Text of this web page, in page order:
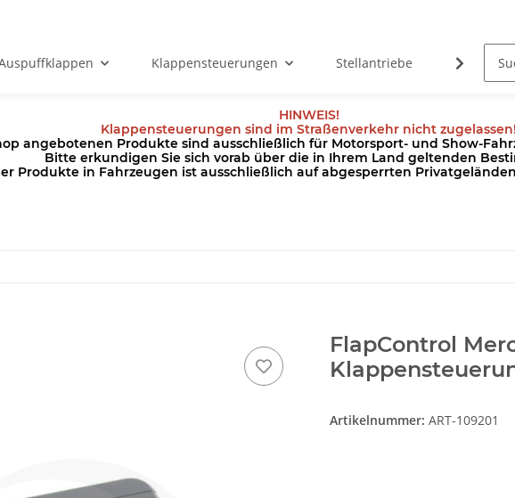
Klappensteuerungen Stellantriebe Kabel
HINWEIS!
Klappensteuerungen sind im Straßenverkehr nicht zugelassen!
angebotenen Produkte sind ausschließlich für Motorsport- und Show-
Bitte erkundigen Sie sich vorab über die in Ihrem Land geltenden
Produkte in Fahrzeugen ist ausschließlich auf abgesperrten
FlapControl
Artikelnummer: ART-109201